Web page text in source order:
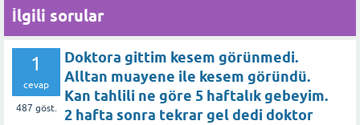
İlgili sorular
1
cevap
487 göst.
Doktora gittim kesem görünmedi.
Alltan muayene ile kesem göründü.
Kan tahlili ne göre 5 haftalık gebeyim.
2 hafta sonra tekrar gel dedi doktor